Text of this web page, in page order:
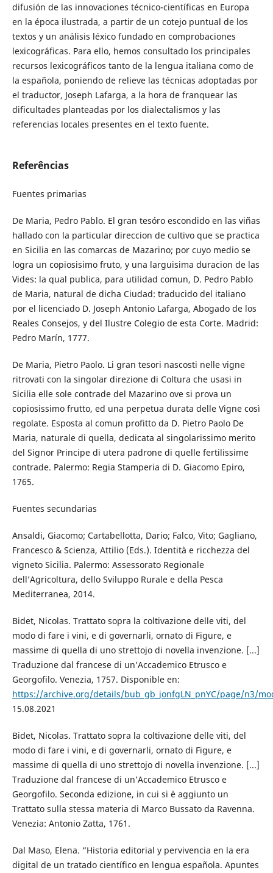
difusión de las innovaciones técnico-científicas en Europa
en la época ilustrada, a partir de un cotejo puntual de los
textos y un análisis léxico fundado en comprobaciones
lexicográficas. Para ello, hemos consultado los principales
recursos lexicográficos tanto de la lengua italiana como de
la española, poniendo de relieve las técnicas adoptadas por
el traductor, Joseph Lafarga, a la hora de franquear las
dificultades planteadas por los dialectalismos y las
referencias locales presentes en el texto fuente.
Referências
Fuentes primarias
De Maria, Pedro Pablo. El gran tesóro escondido en las viñas
hallado con la particular direccion de cultivo que se practica
en Sicilia en las comarcas de Mazarino; por cuyo medio se
logra un copiosisimo fruto, y una larguisima duracion de las
Vides: la qual publica, para utilidad comun, D. Pedro Pablo
de Maria, natural de dicha Ciudad: traducido del italiano
por el licenciado D. Joseph Antonio Lafarga, Abogado de los
Reales Consejos, y del Ilustre Colegio de esta Corte. Madrid:
Pedro Marín, 1777.
De Maria, Pietro Paolo. Li gran tesori nascosti nelle vigne
ritrovati con la singolar direzione di Coltura che usasi in
Sicilia elle sole contrade del Mazarino ove si prova un
copiosissimo frutto, ed una perpetua durata delle Vigne così
regolate. Esposta al comun profitto da D. Pietro Paolo De
Maria, naturale di quella, dedicata al singolarissimo merito
del Signor Principe di utera padrone di quelle fertilissime
contrade. Palermo: Regia Stamperia di D. Giacomo Epiro,
1765.
Fuentes secundarias
Ansaldi, Giacomo; Cartabellotta, Dario; Falco, Vito; Gagliano,
Francesco & Scienza, Attilio (Eds.). Identità e ricchezza del
vigneto Sicilia. Palermo: Assessorato Regionale
dell’Agricoltura, dello Sviluppo Rurale e della Pesca
Mediterranea, 2014.
Bidet, Nicolas. Trattato sopra la coltivazione delle viti, del
modo di fare i vini, e di governarli, ornato di Figure, e
massime di quella di uno strettojo di novella invenzione. [...]
Traduzione dal francese di un’Accademico Etrusco e
Georgofilo. Venezia, 1757. Disponible en:
https://archive.org/details/bub_gb_jonfgLN_pnYC/page/n3/
15.08.2021
Bidet, Nicolas. Trattato sopra la coltivazione delle viti, del
modo di fare i vini, e di governarli, ornato di Figure, e
massime di quella di uno strettojo di novella invenzione. [...]
Traduzione dal francese di un’Accademico Etrusco e
Georgofilo. Seconda edizione, in cui si è aggiunto un
Trattato sulla stessa materia di Marco Bussato da Ravenna.
Venezia: Antonio Zatta, 1761.
Dal Maso, Elena. “Historia editorial y pervivencia en la era
digital de un tratado científico en lengua española. Apuntes